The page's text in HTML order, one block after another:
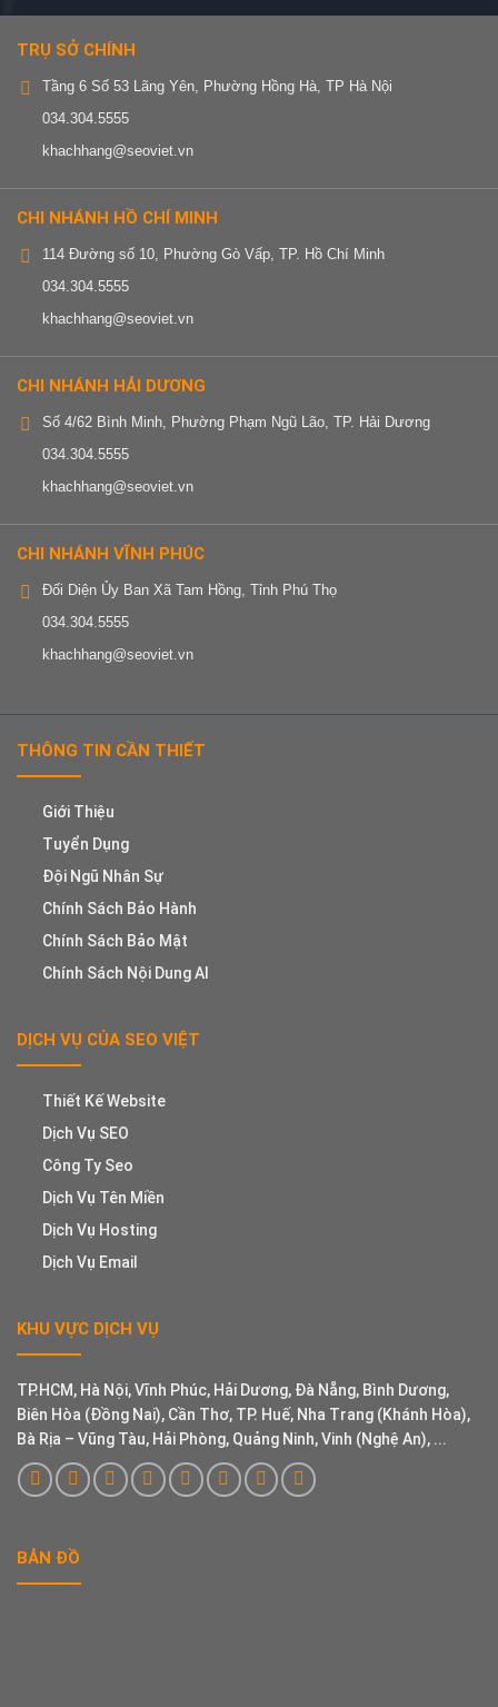
TRỤ SỞ CHÍNH
Tầng 6 Số 53 Lãng Yên, Phường Hồng Hà, TP Hà Nội
034.304.5555
khachhang@seoviet.vn
CHI NHÁNH HỒ CHÍ MINH
114 Đường số 10, Phường Gò Vấp, TP. Hồ Chí Minh
034.304.5555
khachhang@seoviet.vn
CHI NHÁNH HẢI DƯƠNG
Số 4/62 Bình Minh, Phường Phạm Ngũ Lão, TP. Hải Dương
034.304.5555
khachhang@seoviet.vn
CHI NHÁNH VĨNH PHÚC
Đối Diện Ủy Ban Xã Tam Hồng, Tỉnh Phú Thọ
034.304.5555
khachhang@seoviet.vn
THÔNG TIN CẦN THIẾT
Giới Thiệu
Tuyển Dụng
Đội Ngũ Nhân Sự
Chính Sách Bảo Hành
Chính Sách Bảo Mật
Chính Sách Nội Dung AI
DỊCH VỤ CỦA SEO VIỆT
Thiết Kế Website
Dịch Vụ SEO
Công Ty Seo
Dịch Vụ Tên Miền
Dịch Vụ Hosting
Dịch Vụ Email
KHU VỰC DỊCH VỤ
TP.HCM, Hà Nội, Vĩnh Phúc, Hải Dương, Đà Nẵng, Bình Dương,
Biên Hòa (Đồng Nai), Cần Thơ, TP. Huế, Nha Trang (Khánh Hòa),
Bà Rịa – Vũng Tàu, Hải Phòng, Quảng Ninh, Vinh (Nghệ An), ...
BẢN ĐỒ